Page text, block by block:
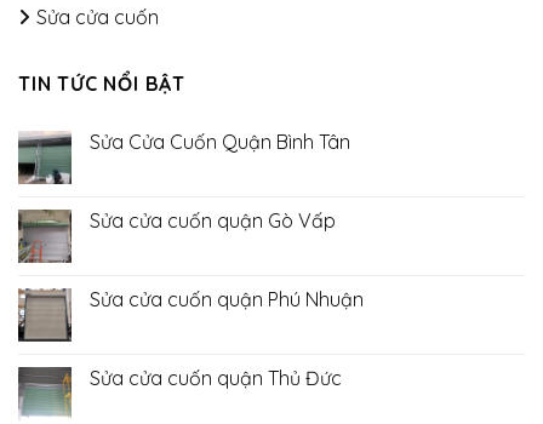
Sửa cửa cuốn
TIN TỨC NỔI BẬT
Sửa Cửa Cuốn Quận Bình Tân
luận
ở
Quận
Bình
Sửa cửa cuốn quận Gò Vấp
luận
ở
quận
Gò
Sửa cửa cuốn quận Phú Nhuận
luận
ở
Sửa cửa cuốn quận Thủ Đức